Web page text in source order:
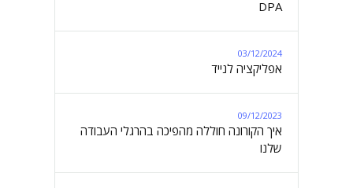
DPA
03/12/2024
אפליקציה לנייד
09/12/2023
איך הקורונה חוללה מהפיכה בהרגלי העבודה
שלנו